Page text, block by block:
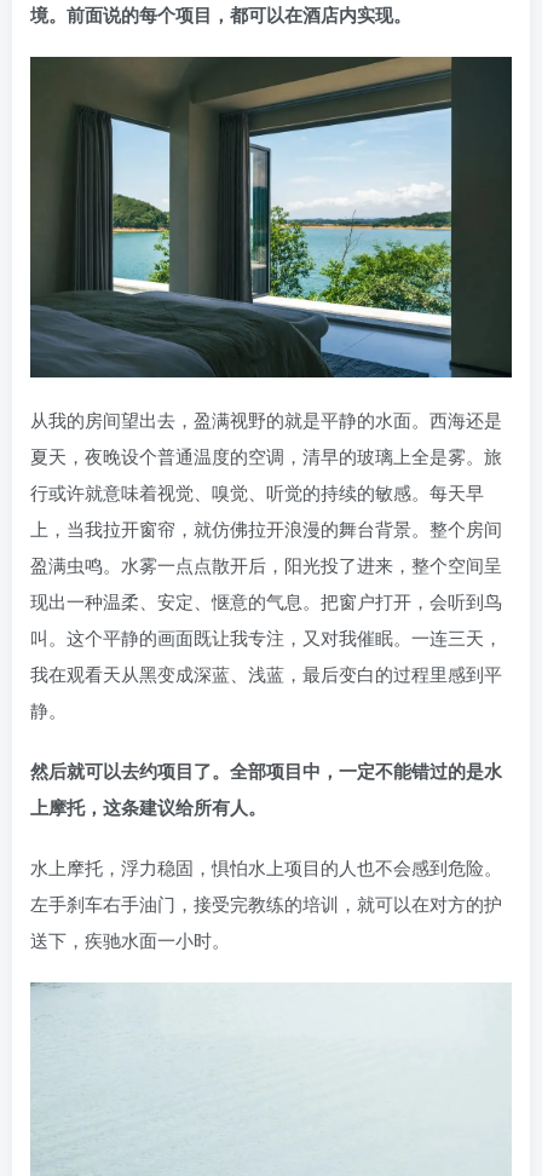
境。前面说的每个项目，都可以在酒店内实现。
从我的房间望出去，盈满视野的就是平静的水面。西海还是
夏天，夜晚设个普通温度的空调，清早的玻璃上全是雾。旅
行或许就意味着视觉、嗅觉、听觉的持续的敏感。每天早
上，当我拉开窗帘，就仿佛拉开浪漫的舞台背景。整个房间
盈满虫鸣。水雾一点点散开后，阳光投了进来，整个空间呈
现出一种温柔、安定、惬意的气息。把窗户打开，会听到鸟
叫。这个平静的画面既让我专注，又对我催眠。一连三天，
我在观看天从黑变成深蓝、浅蓝，最后变白的过程里感到平
静。
然后就可以去约项目了。全部项目中，一定不能错过的是水
上摩托，这条建议给所有人。
水上摩托，浮力稳固，惧怕水上项目的人也不会感到危险。
左手刹车右手油门，接受完教练的培训，就可以在对方的护
送下，疾驰水面一小时。